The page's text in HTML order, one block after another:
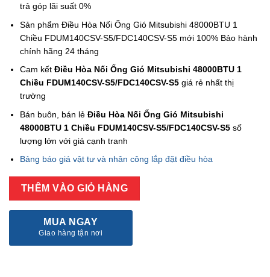
trả góp lãi suất 0%
Sản phẩm Điều Hòa Nối Ống Gió Mitsubishi 48000BTU 1
Chiều FDUM140CSV-S5/FDC140CSV-S5 mới 100% Bảo hành
chính hãng 24 tháng
Cam kết Điều Hòa Nối Ống Gió Mitsubishi 48000BTU 1
Chiều FDUM140CSV-S5/FDC140CSV-S5giá rẻ nhất thị
trường
Bán buôn, bán lẻ Điều Hòa Nối Ống Gió Mitsubishi
48000BTU 1 Chiều FDUM140CSV-S5/FDC140CSV-S5số
lượng lớn với giá cạnh tranh
Bảng báo giá vật tư và nhân công lắp đặt điều hòa
THÊM VÀO GIỎ HÀNG
MUA NGAY
Giao hàng tận nơi